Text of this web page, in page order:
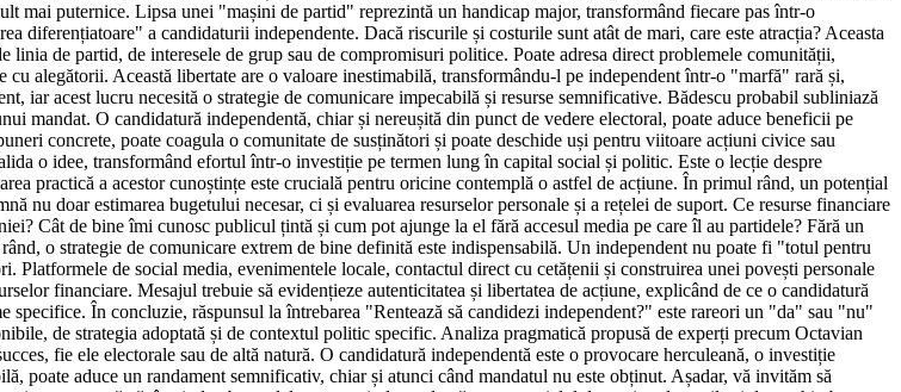
mai puternice. Lipsa unei "mașini de partid" reprezintă un handicap major, transformând fiecare pas într-o
diferențiatoare" a candidaturii independente. Dacă riscurile și costurile sunt atât de mari, care este atracția? Aceasta
de partid, de interesele de grup sau de compromisuri politice. Poate adresa direct problemele comunității,
alegătorii. Această libertate are o valoare inestimabilă, transformându-l pe independent într-o "marfă" rară și,
iar acest lucru necesită o strategie de comunicare impecabilă și resurse semnificative. Bădescu probabil subliniază
mandat. O candidatură independentă, chiar și nereușită din punct de vedere electoral, poate aduce beneficii pe
concrete, poate coagula o comunitate de susținători și poate deschide uși pentru viitoare acțiuni civice sau
o idee, transformând efortul într-o investiție pe termen lung în capital social și politic. Este o lecție despre
practică a acestor cunoștințe este crucială pentru oricine contemplă o astfel de acțiune. În primul rând, un potențial
nu doar estimarea bugetului necesar, ci și evaluarea resurselor personale și a rețelei de suport. Ce resurse financiare
Cât de bine îmi cunosc publicul țintă și cum pot ajunge la el fără accesul media pe care îl au partidele? Fără un
o strategie de comunicare extrem de bine definită este indispensabilă. Un independent nu poate fi "totul pentru
Platformele de social media, evenimentele locale, contactul direct cu cetățenii și construirea unei povești personale
financiare. Mesajul trebuie să evidențieze autenticitatea și libertatea de acțiune, explicând de ce o candidatură
specifice. În concluzie, răspunsul la întrebarea "Rentează să candidezi independent?" este rareori un "da" sau "nu"
de strategia adoptată și de contextul politic specific. Analiza pragmatică propusă de experți precum Octavian
fie ele electorale sau de altă natură. O candidatură independentă este o provocare herculeană, o investiție
poate aduce un randament semnificativ, chiar și atunci când mandatul nu este obținut. Așadar, vă invităm să